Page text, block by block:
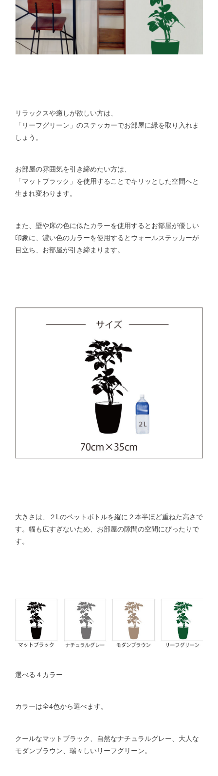
リラックスや癒しが欲しい方は、
「リーフグリーン」のステッカーでお部屋に緑を取り入れま
しょう。
お部屋の雰囲気を引き締めたい方は、
「マットブラック」を使用することでキリッとした空間へと
生まれ変わります。
また、壁や床の色に似たカラーを使用するとお部屋が優しい
印象に、濃い色のカラーを使用するとウォールステッカーが
目立ち、お部屋が引き締まります。
大きさは、２Lのペットボトルを縦に２本半ほど重ねた高さで
す。幅も広すぎないため、お部屋の隙間の空間にぴったりで
す。
選べる４カラー
カラーは全4色から選べます。
クールなマットブラック、自然なナチュラルグレー、大人な
モダンブラウン、瑞々しいリーフグリーン。